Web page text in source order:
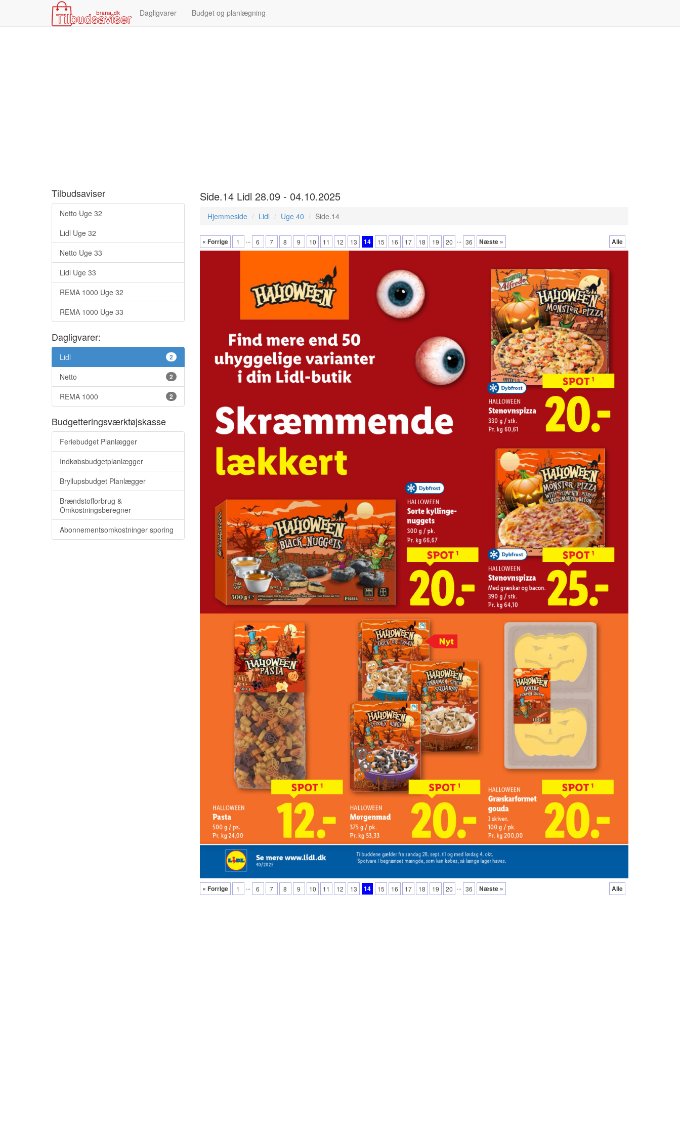
Dagligvarer Budget og planlægning
Tilbudsaviser
Netto Uge 32
Lidl Uge 32
Netto Uge 33
Lidl Uge 33
REMA 1000 Uge 32
REMA 1000 Uge 33
Dagligvarer:
2
Lidl
2
Netto
2
REMA 1000
Budgetteringsværktøjskasse
Feriebudget Planlægger
Indkøbsbudgetplanlægger
Bryllupsbudget Planlægger
Brændstofforbrug &
Omkostningsberegner
Abonnementsomkostninger sporing
Side.14 Lidl 28.09 - 04.10.2025
Hjemmeside Lidl Uge 40 Side.14
« Forrige 1 ... 6 7 8 9 10 11 12 13 14 15 16 17 18 19 20 ... 36 Næste » Alle
« Forrige 1 ... 6 7 8 9 10 11 12 13 14 15 16 17 18 19 20 ... 36 Næste » Alle